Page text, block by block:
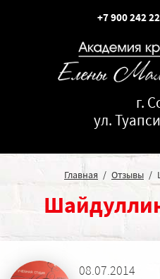
г.
ул.
+7 900 242
Главная Отзывы
08.07.2014